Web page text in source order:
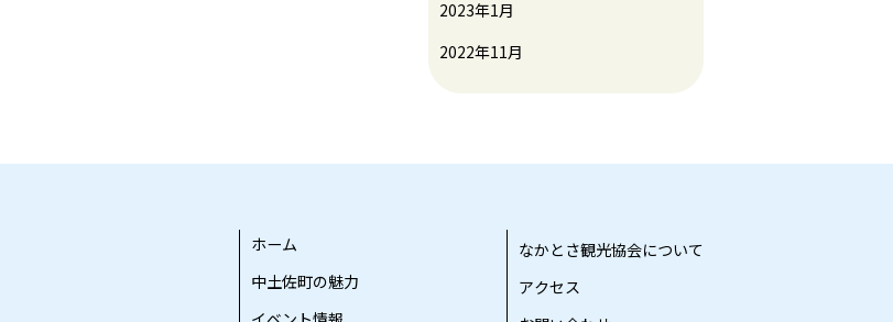
2023年1月
2022年11月
ホーム
中土佐町の魅力
なかとさ観光協会について
アクセス